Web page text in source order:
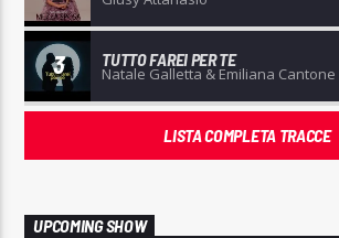
3 TUTTO FAREI PER TE
Natale Galletta & Emiliana Cantone
LISTA COMPLETA TRACCE
UPCOMING SHOW